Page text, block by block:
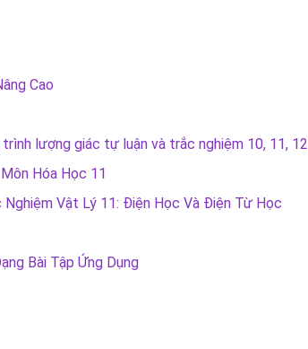
Cao
lượng giác tự luận và trắc nghiệm 10, 11, 12
Hóa Học 11
Nghiệm Vật Lý 11: Điện Học Và Điện Từ Học
Bài Tập Ứng Dụng